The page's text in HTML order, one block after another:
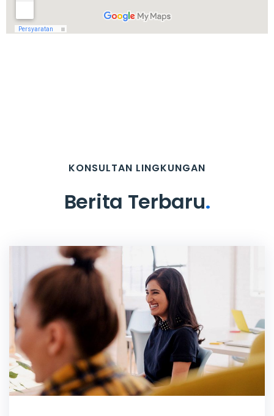
KONSULTAN LINGKUNGAN
Berita Terbaru.